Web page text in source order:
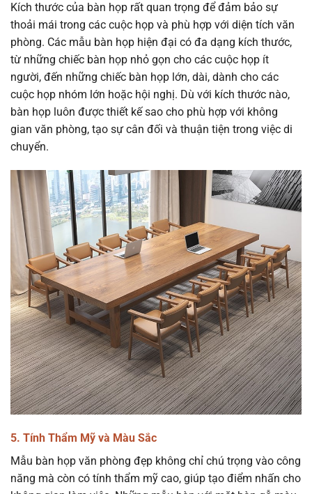
Kích thước của bàn họp rất quan trọng để đảm bảo sự
thoải mái trong các cuộc họp và phù hợp với diện tích văn
phòng. Các mẫu bàn họp hiện đại có đa dạng kích thước,
từ những chiếc bàn họp nhỏ gọn cho các cuộc họp ít
người, đến những chiếc bàn họp lớn, dài, dành cho các
cuộc họp nhóm lớn hoặc hội nghị. Dù với kích thước nào,
bàn họp luôn được thiết kế sao cho phù hợp với không
gian văn phòng, tạo sự cân đối và thuận tiện trong việc di
chuyển.
5. Tính Thẩm Mỹ và Màu Sắc
Mẫu bàn họp văn phòng đẹp không chỉ chú trọng vào công
năng mà còn có tính thẩm mỹ cao, giúp tạo điểm nhấn cho